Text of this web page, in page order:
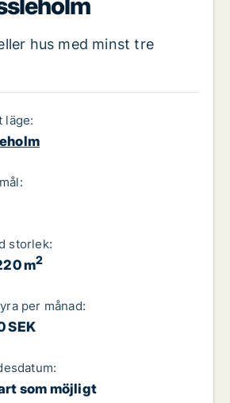
hus med minst tre
läge:
storlek:
m2
per månad:
SEK
som möjligt